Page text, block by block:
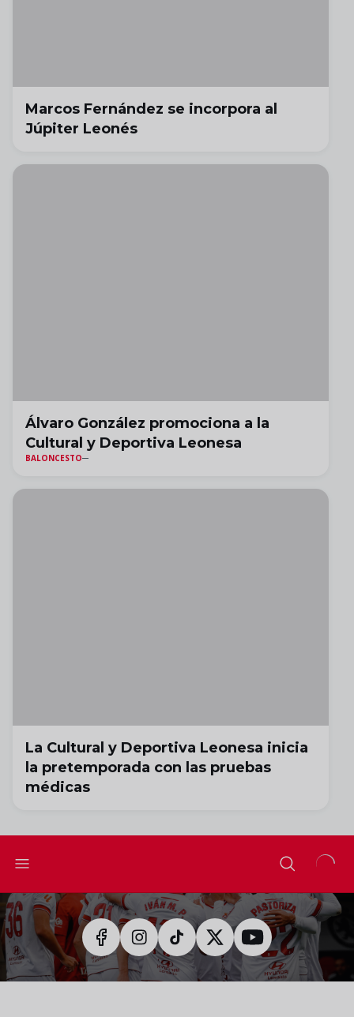
Marcos Fernández se incorpora al
Júpiter Leonés
Álvaro González promociona a la
Cultural y Deportiva Leonesa
BALONCESTO
La Cultural y Deportiva Leonesa inicia
la pretemporada con las pruebas
médicas